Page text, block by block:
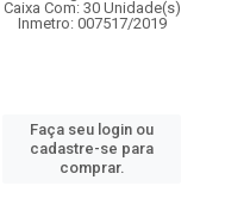
Caixa Com: 30 Unidade(s)
Inmetro: 007517/2019
Faça seu login ou
cadastre-se para
comprar.